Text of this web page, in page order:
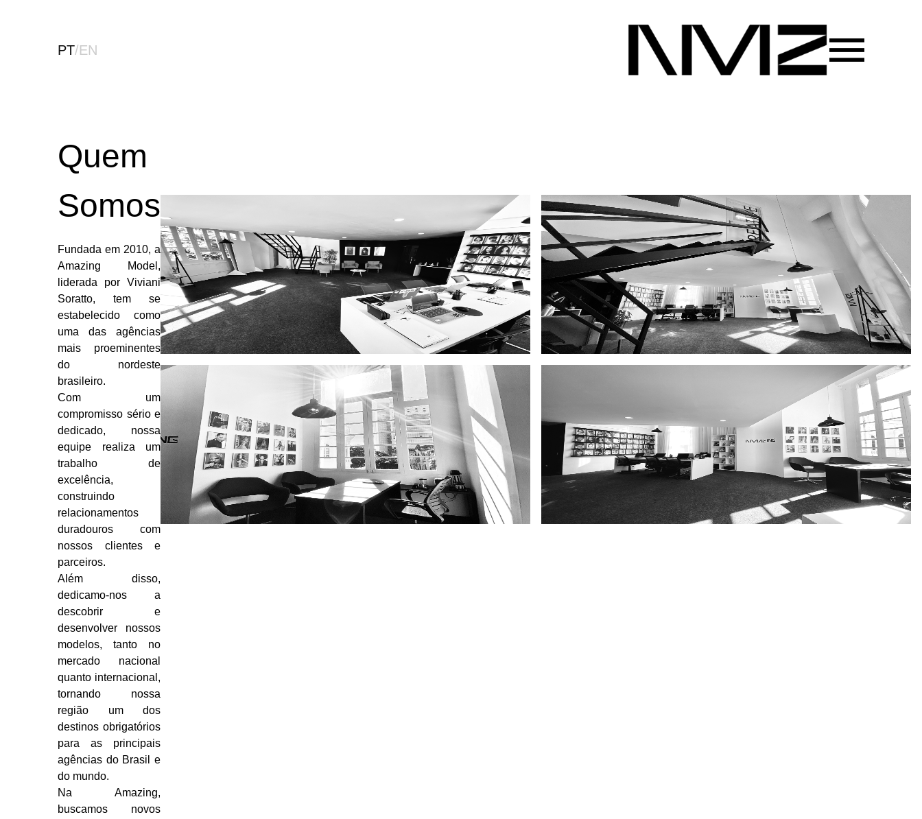
PT/EN
Quem
Somos
Fundada em 2010, a
Amazing Model,
liderada por Viviani
Soratto, tem se
estabelecido como
uma das agências
mais proeminentes
do nordeste
brasileiro.
Com um
compromisso sério e
dedicado, nossa
equipe realiza um
trabalho de
excelência,
construindo
relacionamentos
duradouros com
nossos clientes e
parceiros.
Além disso,
dedicamo-nos a
descobrir e
desenvolver nossos
modelos, tanto no
mercado nacional
quanto internacional,
tornando nossa
região um dos
destinos obrigatórios
para as principais
agências do Brasil e
do mundo.
Na Amazing,
buscamos novos